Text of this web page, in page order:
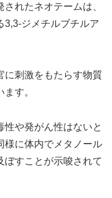
れたネオテームは、
3,3-ジメチルブチルア
に刺激をもたらす物質
す。
性や発がん性はないと
様に体内でメタノール
ぼすことが示唆されて